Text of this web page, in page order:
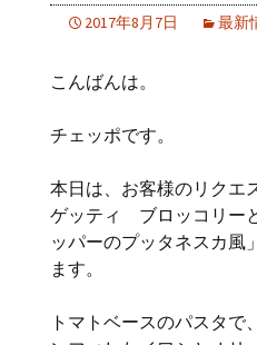
2017年8月7日 最新
こんばんは。
チェッポです。
本日は、お客様のリクエ
ゲッティ ブロッコリー
ッパーのプッタネスカ風
ます。
トマトベースのパスタで